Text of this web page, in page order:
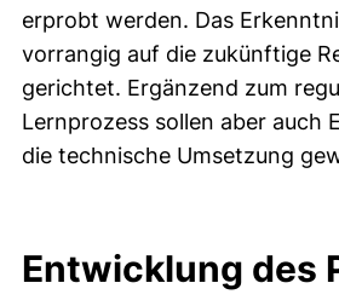
erprobt werden. Das
vorrangig auf die zukünftige
gerichtet. Ergänzend zum
Lernprozess sollen aber auch
die technische Umsetzung
Entwicklung des